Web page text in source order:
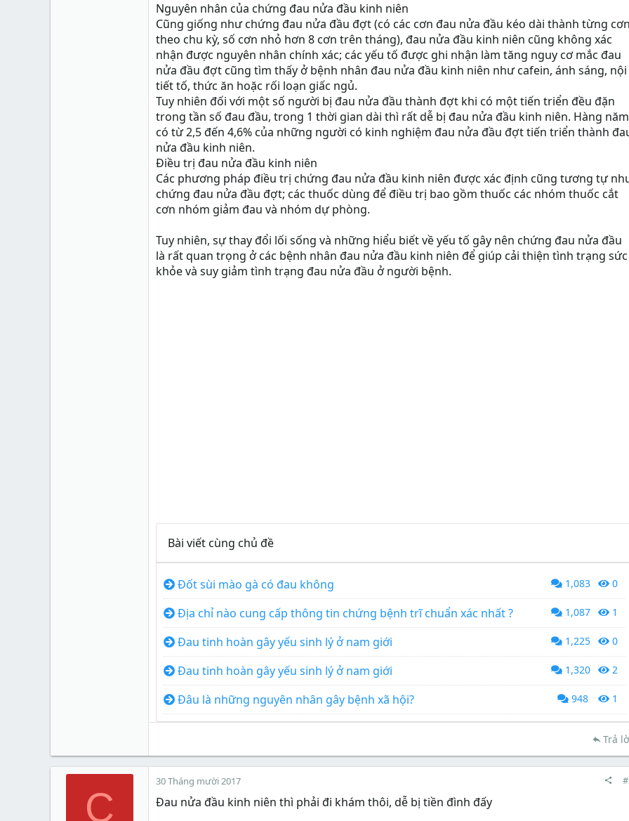
Nguyên nhân của chứng đau nửa đầu kinh niên
Cũng giống như chứng đau nửa đầu đợt (có các cơn đau nửa đầu kéo dài thành từng
theo chu kỳ, số cơn nhỏ hơn 8 cơn trên tháng), đau nửa đầu kinh niên cũng không xác
nhận được nguyên nhân chính xác; các yếu tố được ghi nhận làm tăng nguy cơ mắc đau
nửa đầu đợt cũng tìm thấy ở bệnh nhân đau nửa đầu kinh niên như cafein, ánh sáng, nội
tiết tố, thức ăn hoặc rối loạn giấc ngủ.
Tuy nhiên đối với một số người bị đau nửa đầu thành đợt khi có một tiến triển đều đặn
trong tần số đau đầu, trong 1 thời gian dài thì rất dễ bị đau nửa đầu kinh niên. Hàng năm
có từ 2,5 đến 4,6% của những người có kinh nghiệm đau nửa đầu đợt tiến triển thành
nửa đầu kinh niên.
Điều trị đau nửa đầu kinh niên
Các phương pháp điều trị chứng đau nửa đầu kinh niên được xác định cũng tương tự
chứng đau nửa đầu đợt; các thuốc dùng để điều trị bao gồm thuốc các nhóm thuốc cắt
cơn nhóm giảm đau và nhóm dự phòng.
Tuy nhiên, sự thay đổi lối sống và những hiểu biết về yếu tố gây nên chứng đau nửa đầu
là rất quan trọng ở các bệnh nhân đau nửa đầu kinh niên để giúp cải thiện tình trạng sức
khỏe và suy giảm tình trạng đau nửa đầu ở người bệnh.
Bài viết cùng chủ đề
Đốt sùi mào gà có đau không 0
1,083
Địa chỉ nào cung cấp thông tin chứng bệnh trĩ chuẩn xác nhất ? 1
1,087
Đau tinh hoàn gây yếu sinh lý ở nam giới 0
1,225
Đau tinh hoàn gây yếu sinh lý ở nam giới 2
1,320
Đâu là những nguyên nhân gây bệnh xã hội? 1
948
Trả
C
30 Tháng mười 2017
Đau nửa đầu kinh niên thì phải đi khám thôi, dễ bị tiền đình đấy